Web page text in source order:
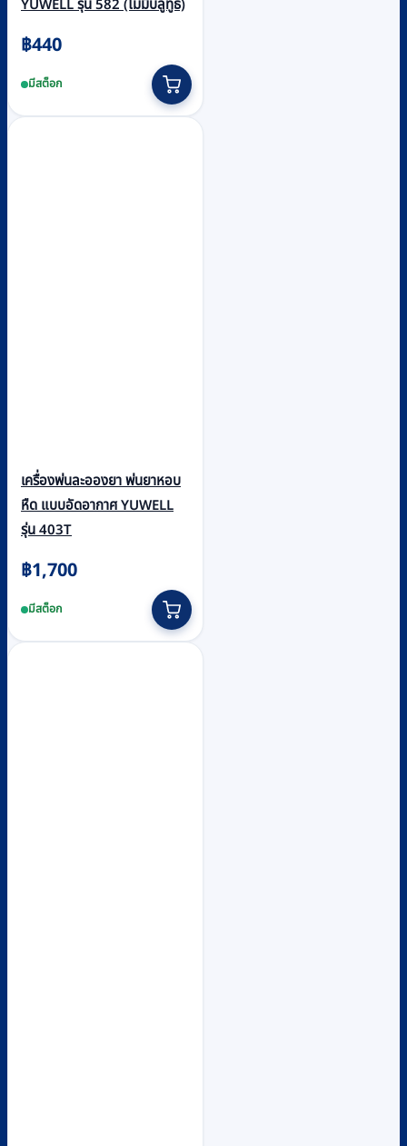
YUWELL รุ่น 582 (ไม่มีบลูทูธ)
฿440
มีสต็อก
เครื่องพ่นละอองยา พ่นยาหอบ
หืด แบบอัดอากาศ YUWELL
รุ่น 403T
฿1,700
มีสต็อก